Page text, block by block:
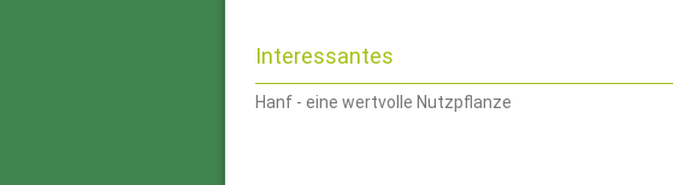
Interessantes
Hanf - eine wertvolle Nutzpflanze